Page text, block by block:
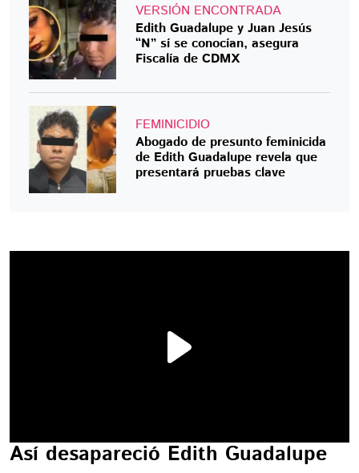
VERSIÓN ENCONTRADA
Edith Guadalupe y Juan Jesús
“N” sí se conocían, asegura
Fiscalía de CDMX
FEMINICIDIO
Abogado de presunto feminicida
de Edith Guadalupe revela que
presentará pruebas clave
Así desapareció Edith Guadalupe